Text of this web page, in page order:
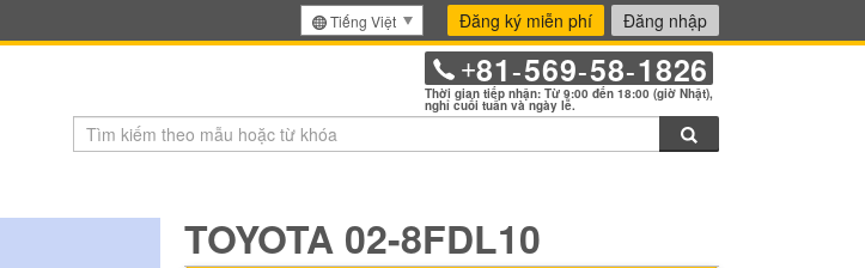
Tiếng Việt Đăng ký miễn phí Đăng nhập
+81 -569-58-1826
Thời gian tiếp nhận: Từ 9:00 đến 18:00 (giờ Nhật),
nghỉ cuối tuần và ngày lễ.
TOYOTA 02-8FDL10